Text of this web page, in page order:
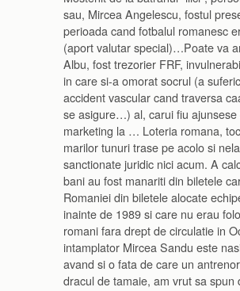
sau, Mircea Angelescu, fostul
perioada cand fotbalul romanesc
(aport valutar special)…Poate va
Albu, fost trezorier FRF,
in care si-a omorat socrul (a
accident vascular cand traversa
se asigure…) al, carui fiu ajunsese
marketing la … Loteria romana,
marilor tunuri trase pe acolo si
sanctionate juridic nici acum. A
bani au fost manariti din biletele
Romaniei din biletele alocate
inainte de 1989 si care nu erau
romani fara drept de circulatie in
intamplator Mircea Sandu este
avand si o fata de care un
dracul de tamaie, am vrut sa spun